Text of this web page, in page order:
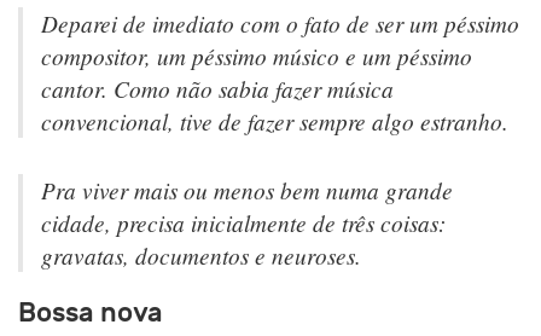
Deparei de imediato com o fato de ser um péssimo
compositor, um péssimo músico e um péssimo
cantor. Como não sabia fazer música
convencional, tive de fazer sempre algo estranho.
Pra viver mais ou menos bem numa grande
cidade, precisa inicialmente de três coisas:
gravatas, documentos e neuroses.
Bossa nova